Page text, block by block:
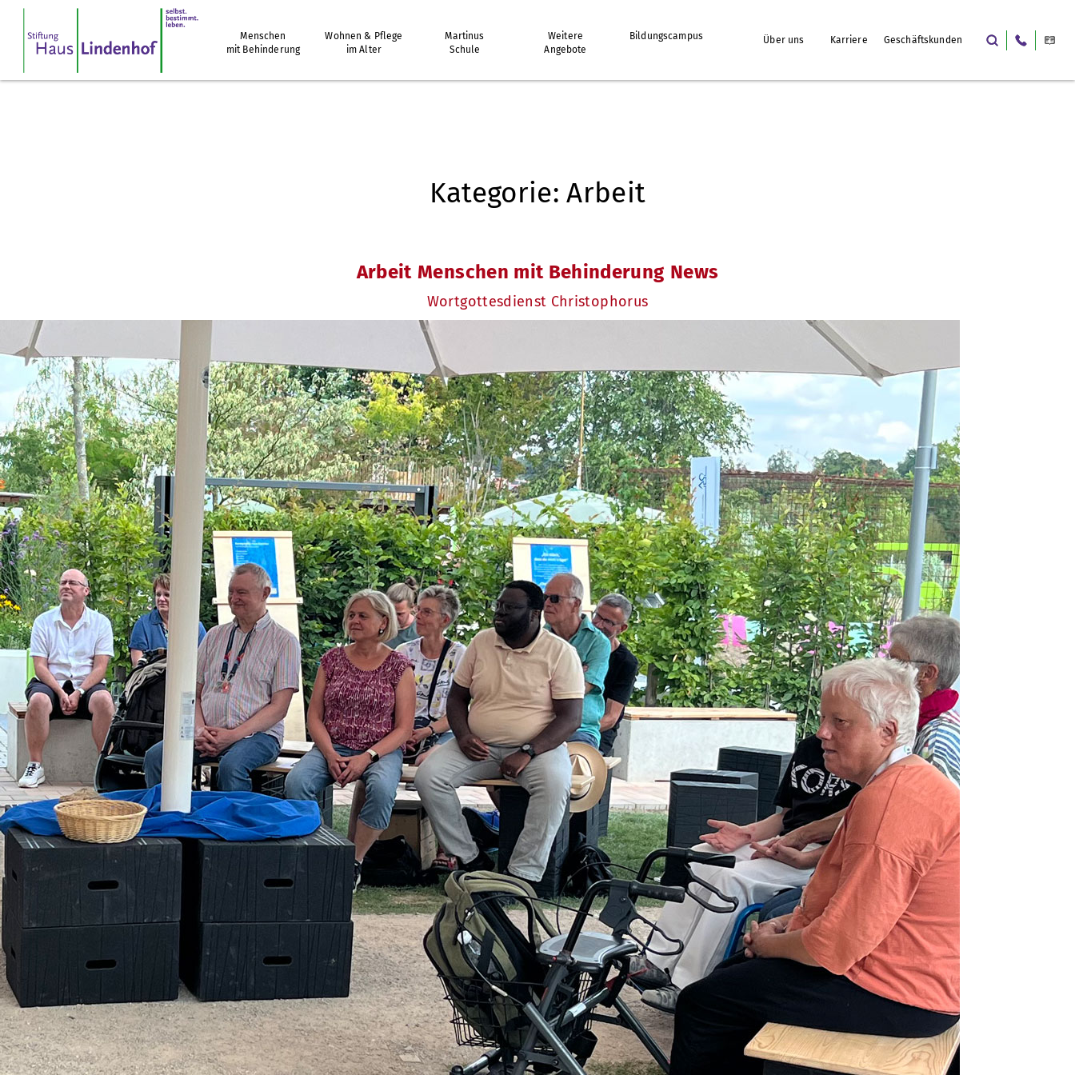
Menschen
mit Behinderung
Wohnen & Pflege
im Alter
Martinus
Schule
Weitere
Angebote
Bildungscampus Über uns Karriere Geschäftskunden
Kategorie:Arbeit
Kategorien
Arbeit Menschen mit Behinderung News
Wortgottesdienst Christophorus